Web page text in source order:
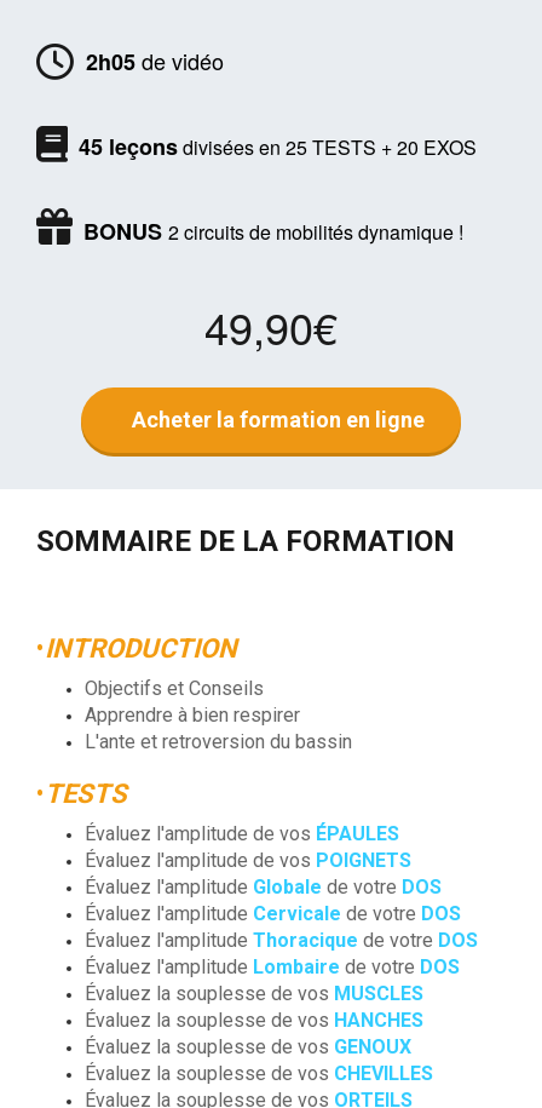
2h05de vidéo
45 leçonsdivisées en 25 TESTS + 20 EXOS
BONUS 2 circuits de mobilités dynamique !
49,90€
Acheter la formation en ligne
SOMMAIRE DE LA FORMATION
•INTRODUCTION
Objectifs et Conseils
Apprendre à bien respirer
L'ante et retroversion du bassin
• TESTS
Évaluez l'amplitude de vos ÉPAULES
Évaluez l'amplitude de vos POIGNETS
Évaluez l'amplitude Globale de votre DOS
Évaluez l'amplitude Cervicale de votre DOS
Évaluez l'amplitude Thoracique de votre DOS
Évaluez l'amplitude Lombaire de votre DOS
Évaluez la souplesse de vos MUSCLES
Évaluez la souplesse de vos HANCHES
Évaluez la souplesse de vos GENOUX
Évaluez la souplesse de vos CHEVILLES
Évaluez la souplesse de vos ORTEILS